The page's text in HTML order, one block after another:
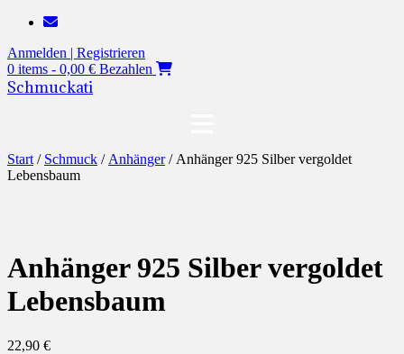
Zum
springen
Anmelden | Registrieren
0 items - 0,00 € Bezahlen
Schmuckati
Start / Schmuck / Anhänger/ Anhänger 925 Silber vergoldet
Lebensbaum
Anhänger 925 Silber vergoldet
Lebensbaum
22,90 €